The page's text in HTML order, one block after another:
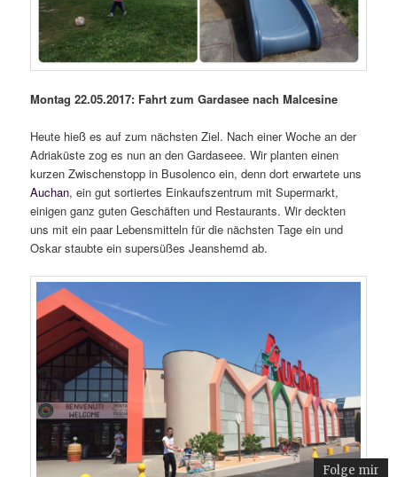
Montag 22.05.2017: Fahrt zum Gardasee nach Malcesine
Heute hieß es auf zum nächsten Ziel. Nach einer Woche an der
Adriaküste zog es nun an den Gardaseee. Wir planten einen
kurzen Zwischenstopp in Busolenco ein, denn dort erwartete uns
Auchan, ein gut sortiertes Einkaufszentrum mit Supermarkt,
einigen ganz guten Geschäften und Restaurants. Wir deckten
uns mit ein paar Lebensmitteln für die nächsten Tage ein und
Oskar staubte ein supersüßes Jeanshemd ab.
Folge mir